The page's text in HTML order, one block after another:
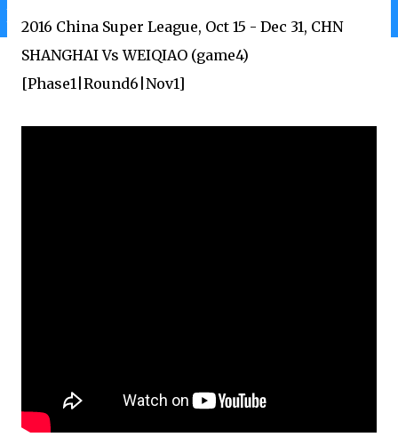
Home Limeira Gran Ranking
2016 China Super League, Oct 15 - Dec 31, CHN
SHANGHAI Vs WEIQIAO (game4)
[Phase1|Round6|Nov1]